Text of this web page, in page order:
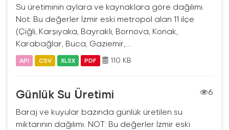
Su üretiminin aylara ve kaynaklara göre dağılımı.
Not: Bu değerler İzmir eski metropol alan 11 ilçe
(Çiğli, Karşıyaka, Bayraklı, Bornova, Konak,
Karabağlar, Buca, Gaziemir,...
API CSV XLSX PDF 110 KB
Günlük Su Üretimi
6
Baraj ve kuyular bazında günlük üretilen su
miktarının dağılımı. NOT: Bu değerler İzmir eski